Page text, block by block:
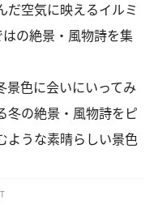
空気に映えるイルミ
の絶景・風物詩を集
色に会いにいってみ
の絶景・風物詩をピ
ような素晴らしい景色